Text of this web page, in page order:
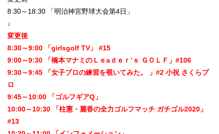
8:30～18:30 「明治神宮野球大会第4日」
↓
変更後
8:30～9:00 「girlsgolf TV」 #15
9:00～9:30 「橋本マナミのＬｅaｄｅｒ’ｓ ＧＯＬＦ」#106
9:30～9:45 「女子プロの練習を覗いてみた。 」#2 小祝 さくらプ
ロ
9:45～10:00 「ゴルフギアQ」
10:00～10:30 「柱憲・麗香の全力ゴルフマッチ ガチゴル2020」
#13